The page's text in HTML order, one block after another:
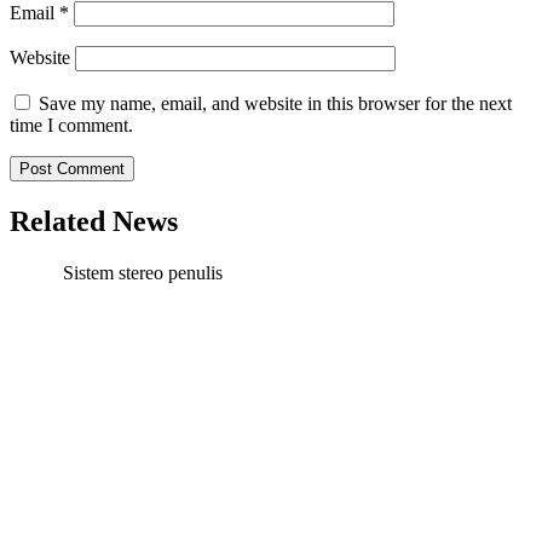
Email *
Website
Save my name, email, and website in this browser for the next
time I comment.
Related News
Sistem stereo penulis